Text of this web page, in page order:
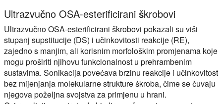
Ultrazvučno OSA-esterificirani škrobovi
Ultrazvučno OSA-esterificirani škrobovi pokazali su viši
stupanj supstitucije (DS) i učinkovitosti reakcije (RE),
zajedno s manjim, ali korisnim morfološkim promjenama koje
mogu proširiti njihovu funkcionalnost u prehrambenim
sustavima. Sonikacija povećava brzinu reakcije i učinkovitost
bez mijenjanja molekularne strukture škroba, čime se čuvaju
njegova poželjna svojstva za primjenu u hrani.